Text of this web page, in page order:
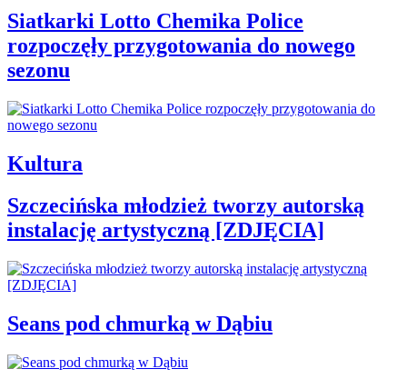
Siatkarki Lotto Chemika Police
rozpoczęły przygotowania do nowego
sezonu
Kultura
Szczecińska młodzież tworzy autorską
instalację artystyczną [ZDJĘCIA]
Seans pod chmurką w Dąbiu